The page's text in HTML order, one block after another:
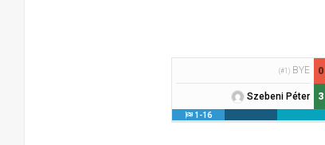
(#1) BYE
Szebeni Péter
0
3
1-16